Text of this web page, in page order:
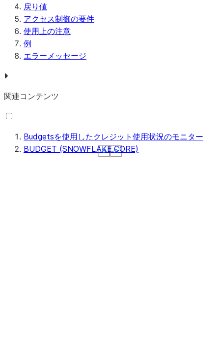
Show less
See more
Show less
See more
Show less
See more
Show less
See more
Show less
See more
戻り値
アクセス制御の要件
使用上の注意
例
エラーメッセージ
関連コンテンツ
Budgetsを使用したクレジット使用状況のモニター
BUDGET (SNOWFLAKE.CORE)